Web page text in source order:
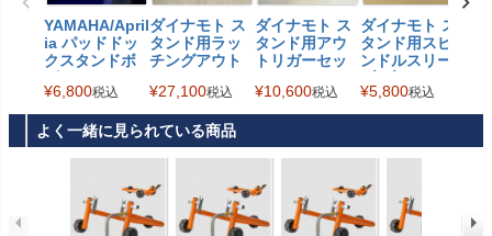
YAMAHA/April
ia パッドドッ
クスタンドボ
Performance
¥6,800税込
ダイナモト ス
タンド用ラッ
チングアウト
Dynamoto
¥27,100税込
ダイナモト ス
タンド用アウ
トリガーセッ
¥10,600税込
ダイナモト ス
タンド用スピ
ンドルスリー
namoto
¥5,800税込
よく一緒に見られている商品